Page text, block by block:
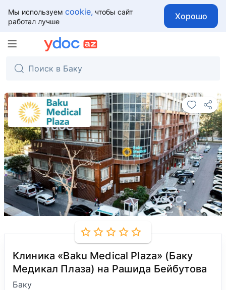
Мы используем cookie, чтобы сайт
работал лучше
Хорошо
Клиника «Baku Medical Plaza» (Баку
Медикал Плаза) на Рашида Бейбутова
Баку